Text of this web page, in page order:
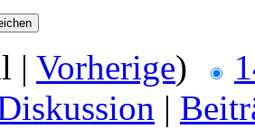
| Vorherige)
|